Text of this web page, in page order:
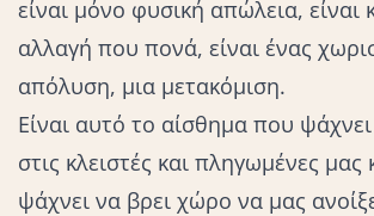
είναι μόνο φυσική απώλεια, είναι
αλλαγή που πονά, είναι ένας
απόλυση, μια μετακόμιση.
Είναι αυτό το αίσθημα που
στις κλειστές και πληγωμένες μας
ψάχνει να βρει χώρο να μας